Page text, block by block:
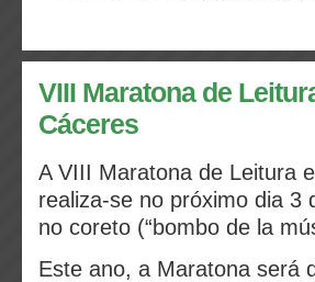
VIII Maratona de
Cáceres
A VIII Maratona de Leitura
realiza-se no próximo dia 3
no coreto (“bombo de la
Este ano, a Maratona será